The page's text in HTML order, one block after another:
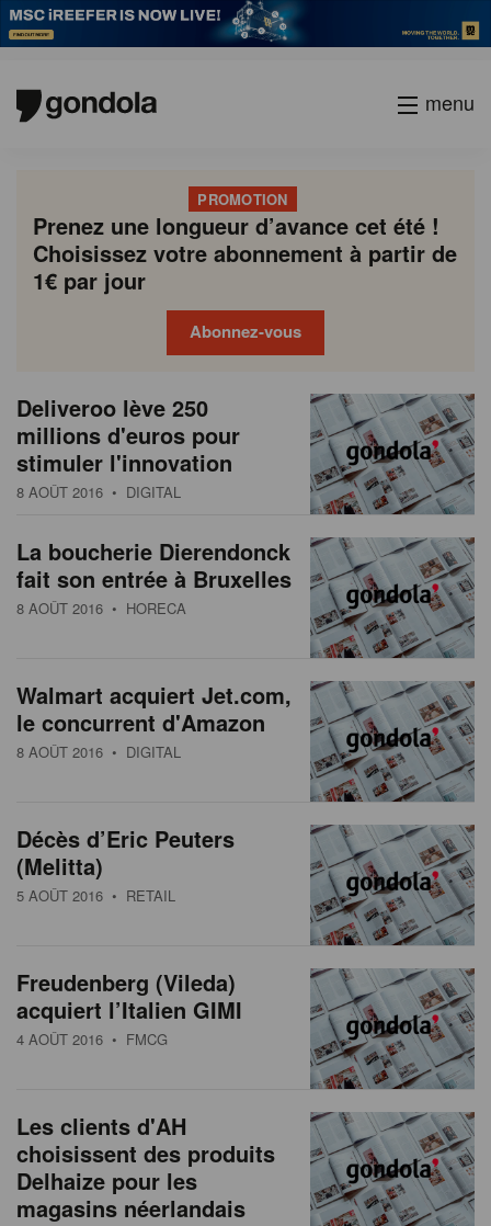
menu
PROMOTION
Prenez une longueur d’avance cet été !
Choisissez votre abonnement à partir de
1€ par jour
Abonnez-vous
N
e
w
s
Deliveroo lève 250
millions d'euros pour
stimuler l'innovation
8 AOÛT 2016 • DIGITAL
La boucherie Dierendonck
fait son entrée à Bruxelles
8 AOÛT 2016 • HORECA
Walmart acquiert Jet.com,
le concurrent d'Amazon
8 AOÛT 2016 • DIGITAL
Décès d’Eric Peuters
(Melitta)
5 AOÛT 2016 • RETAIL
Freudenberg (Vileda)
acquiert l’Italien GIMI
4 AOÛT 2016 • FMCG
Les clients d'AH
choisissent des produits
Delhaize pour les
magasins néerlandais
P
a
g
i
a
t
i
Previous
page
Page
Page
Page
Page
Current
page
Page
Page
Page
Page
Next
page
academy
society